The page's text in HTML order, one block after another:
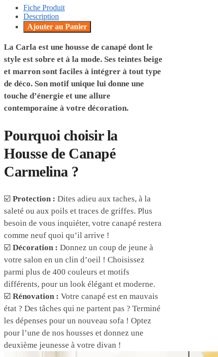
Fiche Produit
Description
Ajouter au Panier
La Carla est une housse de canapé dont le
style est sobre et à la mode. Ses teintes beige
et marron sont faciles à intégrer à tout type
de déco. Son motif unique lui donne une
touche d’énergie et une allure
contemporaine à votre décoration.
Pourquoi choisir la
Housse de Canapé
Carmelina ?
☑️ Protection : Dites adieu aux taches, à la
saleté ou aux poils et traces de griffes. Plus
besoin de vous inquiéter, votre canapé restera
comme neuf quoi qu’il arrive !
☑️ Décoration : Donnez un coup de jeune à
votre salon en un clin d’oeil ! Choisissez
parmi plus de 400 couleurs et motifs
différents, pour un look élégant et moderne.
☑️ Rénovation : Votre canapé est en mauvais
état ? Des tâches qui ne partent pas ? Terminé
les dépenses pour un nouveau sofa ! Optez
pour l’une de nos housses et donnez une
deuxième jeunesse à votre divan !